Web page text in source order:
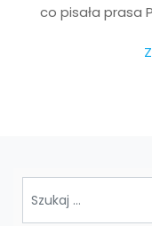
co pisała prasa